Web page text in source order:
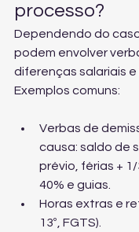
processo?
Dependendo do
podem envolver
diferenças salariais e
Exemplos comuns:
Verbas de
causa: saldo de
prévio, férias + 1/
40% e guias.
Horas extras e
13º, FGTS).